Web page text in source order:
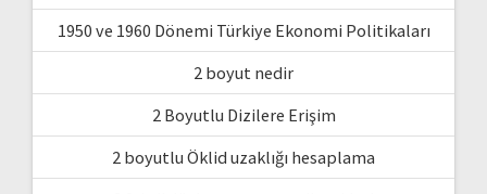
1950 ve 1960 Dönemi Türkiye Ekonomi Politikaları
2 boyut nedir
2 Boyutlu Dizilere Erişim
2 boyutlu Öklid uzaklığı hesaplama